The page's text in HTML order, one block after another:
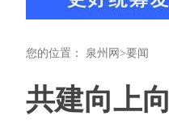
您的位置： 泉州网 >要闻
共建向上